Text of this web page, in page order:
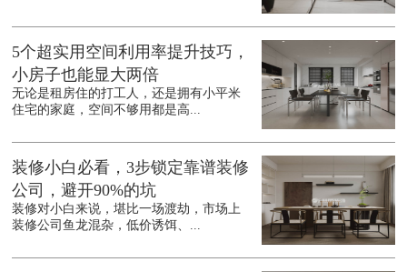
5个超实用空间利用率提升技巧，
小房子也能显大两倍
无论是租房住的打工人，还是拥有小平米
住宅的家庭，空间不够用都是高...
装修小白必看，3步锁定靠谱装修
公司，避开90%的坑
装修对小白来说，堪比一场渡劫，市场上
装修公司鱼龙混杂，低价诱饵、...